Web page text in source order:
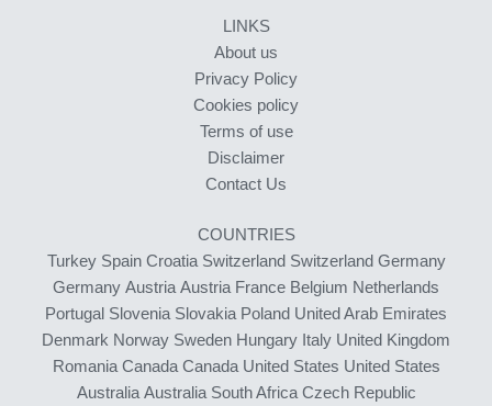
LINKS
About us
Privacy Policy
Cookies policy
Terms of use
Disclaimer
Contact Us
COUNTRIES
Turkey Spain Croatia Switzerland Switzerland Germany
Germany Austria Austria France Belgium Netherlands
Portugal Slovenia Slovakia Poland United Arab Emirates
Denmark Norway Sweden Hungary Italy United Kingdom
Romania Canada Canada United States United States
Australia Australia South Africa Czech Republic